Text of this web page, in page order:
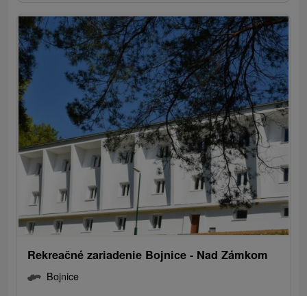
Rekreačné zariadenie Bojnice - Nad Zámkom
Bojnice